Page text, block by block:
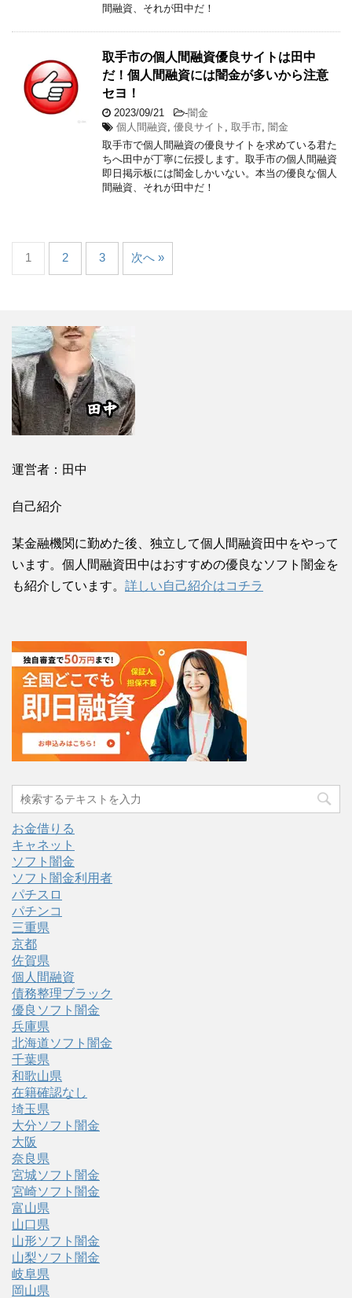
間融資、それが田中だ！
取手市の個人間融資優良サイトは田中
だ！個人間融資には闇金が多いから注意
セヨ！
2023/09/21 -闇金
個人間融資 優良サイト 取手市 闇金
取手市で個人間融資の優良サイトを求めている君た
ちへ田中が丁寧に伝授します。取手市の個人間融資
即日掲示板には闇金しかいない。本当の優良な個人
間融資、それが田中だ！
1 2 3 次へ »
運営者：田中
自己紹介
某金融機関に勤めた後、独立して個人間融資田中をやって
います。個人間融資田中はおすすめの優良なソフト闇金を
も紹介しています。 詳しい自己紹介はコチラ
お金借りる
キャネット
ソフト闇金
ソフト闇金利用者
パチスロ
パチンコ
三重県
京都
佐賀県
個人間融資
債務整理ブラック
優良ソフト闇金
兵庫県
北海道ソフト闇金
千葉県
和歌山県
在籍確認なし
埼玉県
大分ソフト闇金
大阪
奈良県
宮城ソフト闇金
宮崎ソフト闇金
富山県
山口県
山形ソフト闇金
山梨ソフト闇金
岐阜県
岡山県